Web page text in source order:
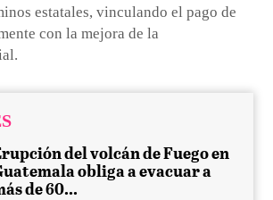
estatales, vinculando el pago de
con la mejora de la
del volcán de Fuego en
obliga a evacuar a
de 60...